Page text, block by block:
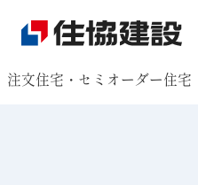
注文住宅・セミオーダー住宅